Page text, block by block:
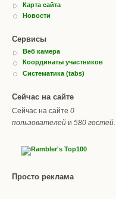
Карта сайта
Новости
Сервисы
Веб камера
Координаты участников
Систематика (tabs)
Сейчас на сайте
Сейчас на сайте 0
пользователей и 580 гостей.
Просто реклама